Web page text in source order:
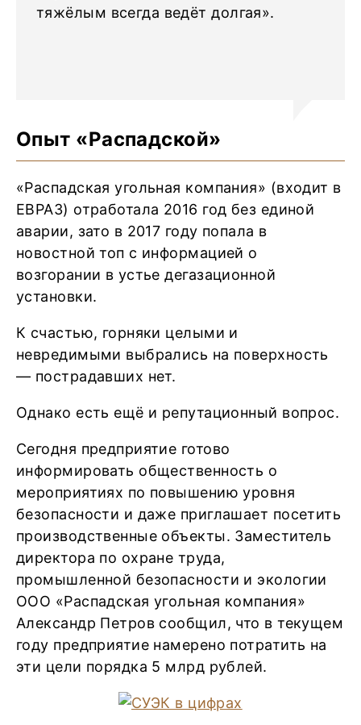
тяжёлым всегда ведёт долгая».
Опыт «Распадской»
«Распадская угольная компания» (входит в
ЕВРАЗ) отработала 2016 год без единой
аварии, зато в 2017 году попала в
новостной топ с информацией о
возгорании в устье дегазационной
установки.
К счастью, горняки целыми и
невредимыми выбрались на поверхность
— пострадавших нет.
Однако есть ещё и репутационный вопрос.
Сегодня предприятие готово
информировать общественность о
мероприятиях по повышению уровня
безопасности и даже приглашает посетить
производственные объекты. Заместитель
директора по охране труда,
промышленной безопасности и экологии
ООО «Распадская угольная компания»
Александр Петров сообщил, что в текущем
году предприятие намерено потратить на
эти цели порядка 5 млрд рублей.